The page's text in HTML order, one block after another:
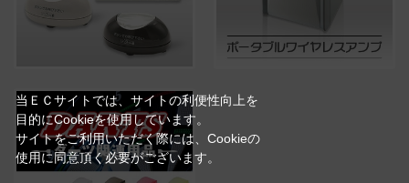
当ＥＣサイトでは、サイトの利便性向上を
目的にCookieを使用しています。
サイトをご利用いただく際には、Cookieの
使用に同意頂く必要がございます。